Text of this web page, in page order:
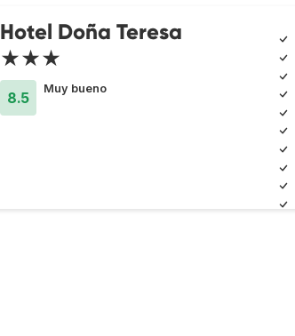
Hotel Doña Teresa
★★★
8.5
Muy bueno